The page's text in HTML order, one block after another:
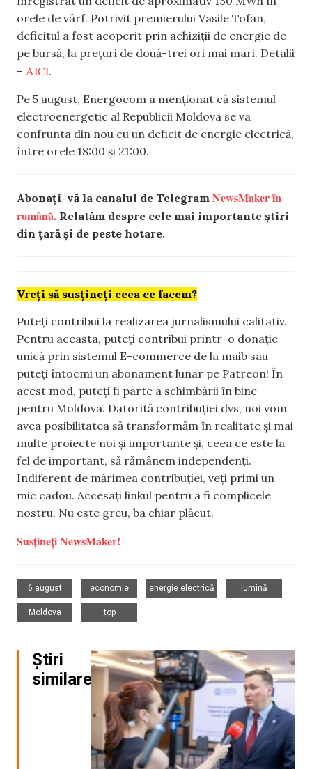
orele de vârf. Potrivit premierului Vasile Tofan,
deficitul a fost acoperit prin achiziții de energie de
pe bursă, la prețuri de două-trei ori mai mari. Detalii
– AICI.
Pe 5 august, Energocom a menționat că sistemul
electroenergetic al Republicii Moldova se va
confrunta din nou cu un deficit de energie electrică,
între orele 18:00 și 21:00.
Abonați-vă la canalul de Telegram NewsMaker în
română. Relatăm despre cele mai importante știri
din țară și de peste hotare.
Vreți să susțineți ceea ce facem?
Puteți contribui la realizarea jurnalismului calitativ.
Pentru aceasta, puteți contribui printr-o donație
unică prin sistemul E-commerce de la maib sau
puteți întocmi un abonament lunar pe Patreon! În
acest mod, puteți fi parte a schimbării în bine
pentru Moldova. Datorită contribuției dvs, noi vom
avea posibilitatea să transformăm în realitate și mai
multe proiecte noi și importante și, ceea ce este la
fel de important, să rămânem independenți.
Indiferent de mărimea contribuției, veți primi un
mic cadou. Accesați linkul pentru a fi complicele
nostru. Nu este greu, ba chiar plăcut.
Susțineți NewsMaker!
6 august
economie
energie electrică
lumină
Moldova
top
Știri
similare